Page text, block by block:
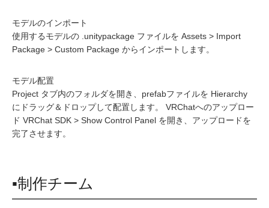
モデルのインポート
使用するモデルの .unitypackage ファイルを Assets > Import
Package > Custom Package からインポートします。
モデル配置
Project タブ内のフォルダを開き、prefabファイルを Hierarchy
にドラッグ＆ドロップして配置します。 VRChatへのアップロー
ド VRChat SDK > Show Control Panel を開き、アップロードを
完了させます。
▪制作チーム